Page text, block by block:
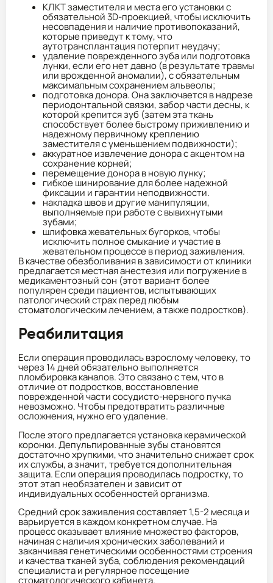
КЛКТ заместителя и места его установки с
обязательной 3D-проекцией, чтобы исключить
несовпадения и наличие противопоказаний,
которые приведут к тому, что
аутотрансплантация потерпит неудачу;
удаление поврежденного зуба или подготовка
лунки, если его нет давно (в результате травмы
или врожденной аномалии), с обязательным
максимальным сохранением альвеолы;
подготовка донора. Она заключается в надрезе
периодонтальной связки, забор части десны, к
которой крепится зуб (затем эта ткань
способствует более быстрому приживлению и
надежному первичному креплению
заместителя с уменьшением подвижности);
аккуратное извлечение донора с акцентом на
сохранение корней;
перемещение донора в новую лунку;
гибкое шинирование для более надежной
фиксации и гарантии неподвижности.
накладка швов и другие манипуляции,
выполняемые при работе с вывихнутыми
зубами;
шлифовка жевательных бугорков, чтобы
исключить полное смыкание и участие в
жевательном процессе в период заживления.
В качестве обезболивания в зависимости от клиники
предлагается местная анестезия или погружение в
медикаментозный сон (этот вариант более
популярен среди пациентов, испытывающих
патологический страх перед любым
стоматологическим лечением, а также подростков).
Реабилитация
Если операция проводилась взрослому человеку, то
через 14 дней обязательно выполняется
пломбировка каналов. Это связано с тем, что в
отличие от подростков, восстановление
поврежденной части сосудисто-нервного пучка
невозможно. Чтобы предотвратить различные
осложнения, нужно его удаление.
После этого предлагается установка керамической
коронки. Депульпированные зубы становятся
достаточно хрупкими, что значительно снижает срок
их службы, а значит, требуется дополнительная
защита. Если операция проводилась подростку, то
этот этап необязателен и зависит от
индивидуальных особенностей организма.
Средний срок заживления составляет 1,5-2 месяца и
варьируется в каждом конкретном случае. На
процесс оказывает влияние множество факторов,
начиная с наличия хронических заболеваний и
заканчивая генетическими особенностями строения
и качества тканей зуба, соблюдения рекомендаций
специалиста и регулярное посещение
стоматологического кабинета.